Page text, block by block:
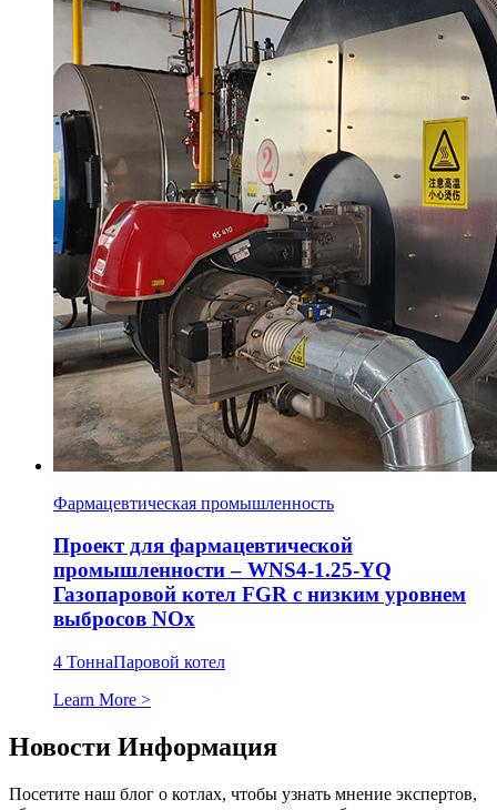
Фармацевтическая промышленность
Проект для фармацевтической
промышленности – WNS4-1.25-YQ
Газопаровой котел FGR с низким уровнем
выбросов NOx
4 ТоннаПаровой котел
Learn More >
Новости Информация
Посетите наш блог о котлах, чтобы узнать мнение экспертов,